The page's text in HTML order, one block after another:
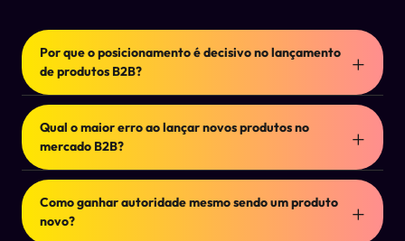
Por que o posicionamento é decisivo no lançamento
de produtos B2B?
Porque no mercado B2B o comprador não busca
novidade, ele busca segurança. Um posicionamento
bem definido deixa claro para quem o produto é, qual
problema resolve e por que ele é confiável desde o
primeiro contato.
Qual o maior erro ao lançar novos produtos no
mercado B2B?
Começar pela divulgação sem estratégia. Muitas
empresas falham ao focar apenas em anúncios ou
redes sociais, sem construir narrativa, autoridade
técnica e clareza de valor para o decisor.
Como ganhar autoridade mesmo sendo um produto
novo?